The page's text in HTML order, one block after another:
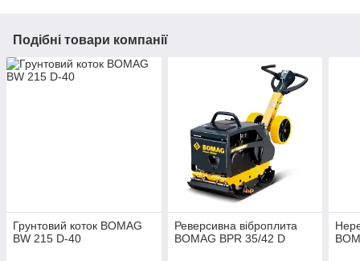
Подібні товари компанії
Грунтовий коток BOMAG
BW 215 D-40
Реверсивна віброплита
BOMAG BPR 35/42 D